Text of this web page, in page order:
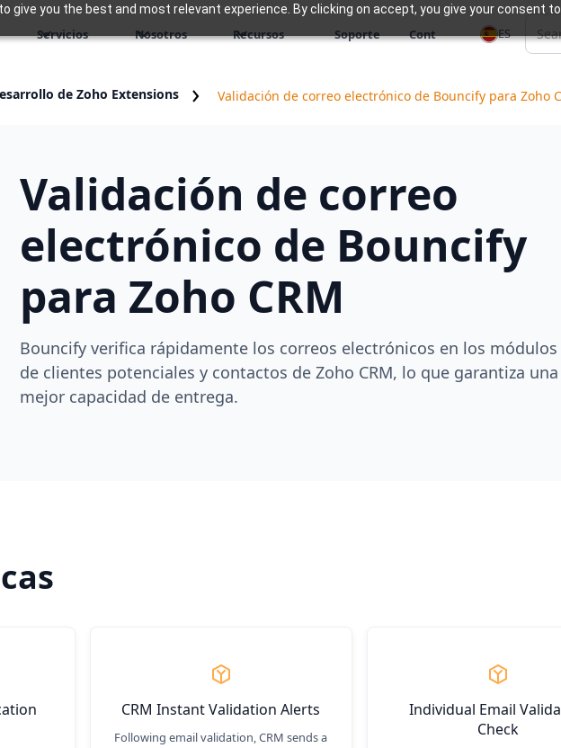
give you the best and most relevant experience. By clicking on accept, you give your consent
Servicios Nosotros Recursos Soporte Cont ES
de Zoho Extensions Validación de correo electrónico de Bouncify para Zoho
Validación de correo
electrónico de Bouncify
para Zoho CRM
Bouncify verifica rápidamente los correos electrónicos en los módulos
de clientes potenciales y contactos de Zoho CRM, lo que garantiza una
mejor capacidad de entrega.
CRM Instant Validation Alerts
Following email validation, CRM sends a
Individual Email
Check